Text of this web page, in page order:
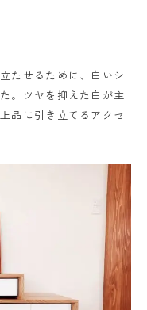
たせるために、白いシ
。ツヤを抑えた白が主
品に引き立てるアクセ